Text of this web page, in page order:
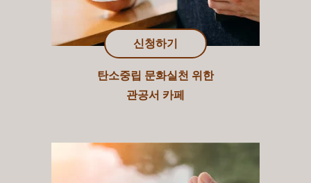
신청하기
탄소중립 문화실천 위한
관공서 카페